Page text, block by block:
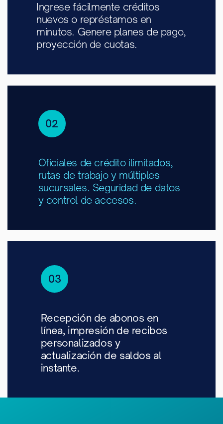
Ingrese fácilmente créditos ​
nuevos o représtamos en ​
minutos. Genere planes de ​pago,
proyección de cuotas.
02
Oficiales de crédito ilimitados,
rutas de trabajo y múltiples
sucursales. Seguridad de datos
y control de accesos.
03
Recepción de abonos en
línea, impresión de recibos
personalizados y
actualización de saldos al
instante.